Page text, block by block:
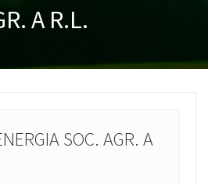
A R.L.
SOC. AGR. A